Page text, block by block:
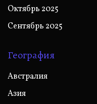
Октябрь 2025
Сентябрь 2025
География
Австралия
Азия